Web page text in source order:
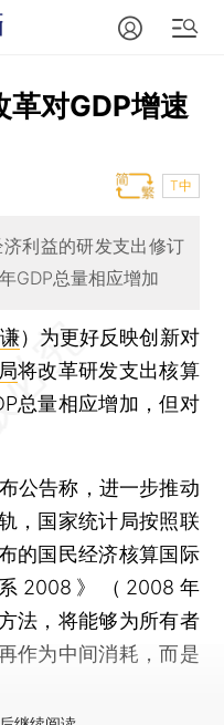
革对GDP增速
T中
利益的研发支出修订
GDP总量相应增加
） 为更好反映创新对
将改革研发支出核算
总量相应增加，但对
告称，进一步推动
，国家统计局按照联
的国民经济核算国际
2008》（2008年
法，将能够为所有者
作为中间消耗，而是